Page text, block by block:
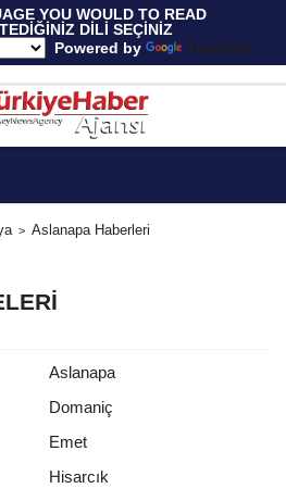
YOU WOULD TO READ
DİLİ SEÇİNİZ
Powered by
Translate
Aslanapa Haberleri
Aslanapa
Domaniç
Emet
Hisarcık